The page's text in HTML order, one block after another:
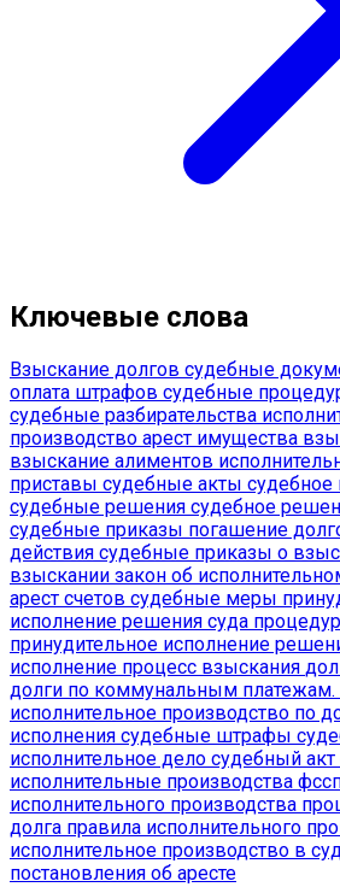
Ключевые слова
Взыскание долгов судебные
оплата штрафов судебные
судебные разбирательства
производство арест имущества
взыскание алиментов
приставы судебные акты судебное
судебные решения судебное
судебные приказы погашение
действия судебные приказы о
взыскании закон об
арест счетов судебные меры
исполнение решения суда
принудительное исполнение
исполнение процесс взыскания
долги по коммунальным платежам.
исполнительное производство по
исполнения судебные штрафы
исполнительное дело судебный
исполнительные производства
исполнительного производства
долга правила исполнительного
исполнительное производство в
постановления об аресте